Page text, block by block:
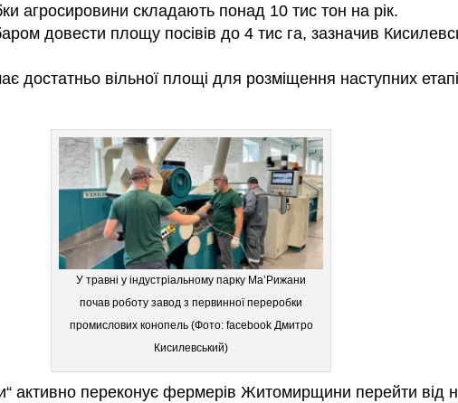
агросировини складають понад 10 тис тон на рік.
довести площу посівів до 4 тис га, зазначив
достатньо вільної площі для розміщення наступних
У травні у індустріальному парку МаʼРижани
почав роботу завод з первинної переробки
промислових конопель (Фото: facebook Дмитро
Кисилевський)
активно переконує фермерів Житомирщини перейти від